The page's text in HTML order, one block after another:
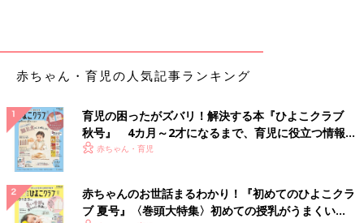
赤ちゃん・育児の人気記事ランキング
育児の困ったがズバリ！解決する本『ひよこクラブ
秋号』 4カ月～2才になるまで、育児に役立つ情報が
いっぱい！
赤ちゃん・育児
赤ちゃんのお世話まるわかり！『初めてのひよこクラ
ブ 夏号』〈巻頭大特集〉初めての授乳がうまくい